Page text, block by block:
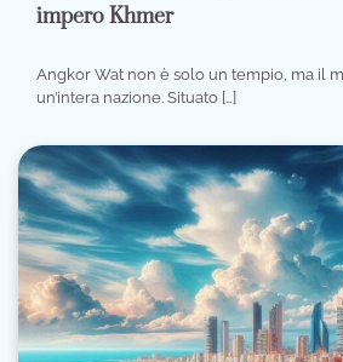
impero Khmer
Angkor Wat non è solo un tempio, ma il
un’intera nazione. Situato […]